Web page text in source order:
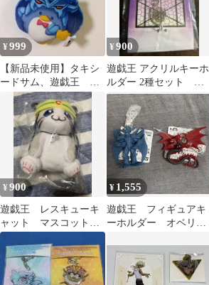
¥999
【新品未使用】タキシ
ードサム、遊戯王 マ
スコット
¥900
遊戯王 アクリルキーホ
ルダー 2種セット オ
ルフェゴール
¥900
遊戯王 レスキューキ
ャット マスコット
キーホルダー ぬいぐ
るみ
¥ 1,555
遊戯王 フィギュアキ
ーホルダー オベリス